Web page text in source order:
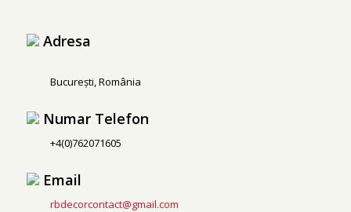
Adresa
București, România
Numar Telefon
+4(0)762071605
Email
rbdecorcontact@gmail.com